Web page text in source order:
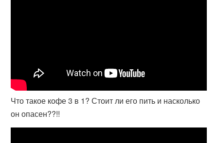
Что такое кофе 3 в 1? Стоит ли его пить и насколько
он опасен??!!